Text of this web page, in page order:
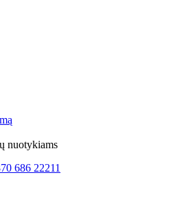
nuotykiams
686 22211